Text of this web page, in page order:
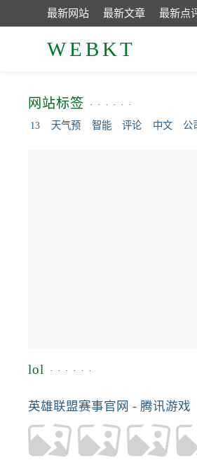
最新网站 最新文章 最新点
WEBKT
网站标签
13 天气预 智能 评论 中文 公
lol
英雄联盟赛事官网 - 腾讯游戏